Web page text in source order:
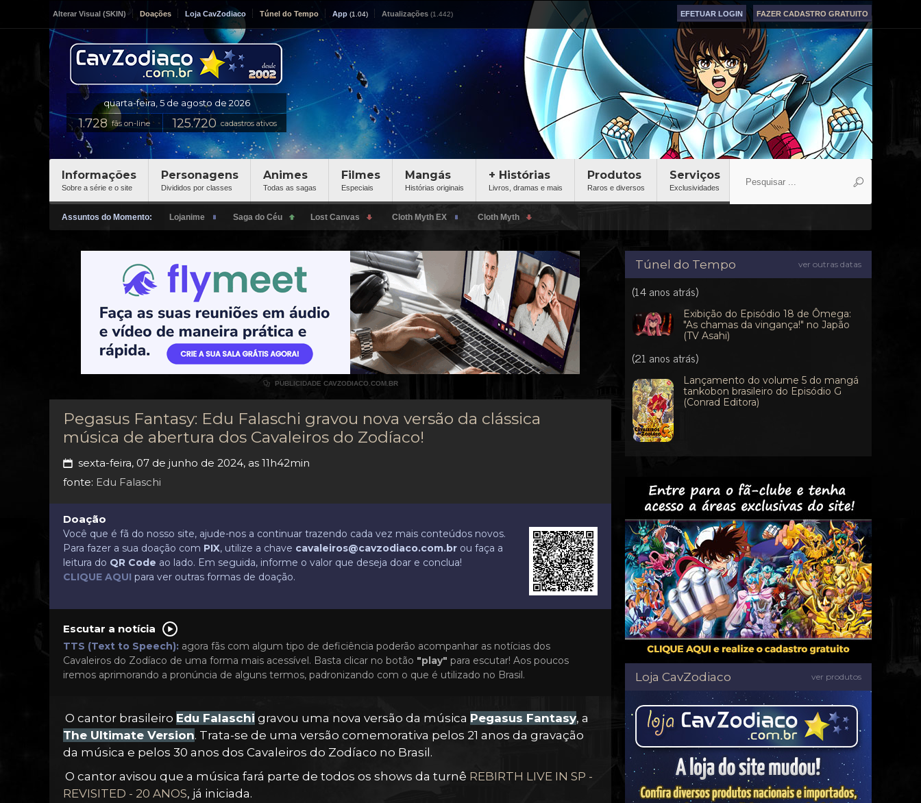
Alterar Visual (SKIN) Doações Loja CavZodiaco Túnel do Tempo App Atualizações EFETUAR LOGIN FAZER CADASTRO GRATUITO
fãs on-line cadastros ativos
Informações
Sobre a série e o site
Personagens
Divididos por classes
Animes
Todas as sagas
Filmes
Especiais
Mangás
Histórias originais
+ Histórias
Livros, dramas e mais
Produtos
Raros e diversos
Serviços
Exclusividades
Assuntos do Momento:
 PUBLICIDADE CAVZODIACO.COM.BR
Pegasus Fantasy: Edu Falaschi gravou nova versão da clássica
música de abertura dos Cavaleiros do Zodíaco!
📅 sexta-feira, 07 de junho de 2024, as 11h42min
fonte: Edu Falaschi
Doação
Você que é fã do nosso site, ajude-nos a continuar trazendo cada vez mais conteúdos novos.
Para fazer a sua doação com PIX, utilize a chave cavaleiros@cavzodiaco.com.br ou faça a
leitura do QR Code ao lado. Em seguida, informe o valor que deseja doar e conclua!
CLIQUE AQUI para ver outras formas de doação.
Escutar a notícia
TTS (Text to Speech): agora fãs com algum tipo de deficiência poderão acompanhar as notícias dos
Cavaleiros do Zodíaco de uma forma mais acessível. Basta clicar no botão "play" para escutar! Aos poucos
iremos aprimorando a pronúncia de alguns termos, padronizando com o que é utilizado no Brasil.
O cantor brasileiro Edu Falaschi gravou uma nova versão da música Pegasus Fantasy, a
The Ultimate Version. Trata-se de uma versão comemorativa pelos 21 anos da gravação
da música e pelos 30 anos dos Cavaleiros do Zodíaco no Brasil.
O cantor avisou que a música fará parte de todos os shows da turnê REBIRTH LIVE IN SP -
REVISITED - 20 ANOS, já iniciada.
Túnel do Tempo ver outras datas
(14 anos atrás)
Exibição do Episódio 18 de Ômega:
"As chamas da vingança!" no Japão
(TV Asahi)
(21 anos atrás)
Lançamento do volume 5 do mangá
tankobon brasileiro do Episódio G
(Conrad Editora)
Loja CavZodiaco ver produtos